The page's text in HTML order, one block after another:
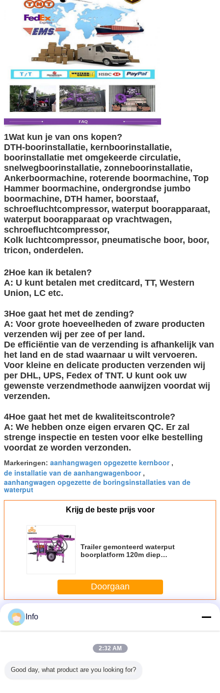
1Wat kun je van ons kopen?
DTH-boorinstallatie, kernboorinstallatie,
boorinstallatie met omgekeerde circulatie,
snelwegboorinstallatie, zonneboorinstallatie,
Ankerboormachine, roterende boormachine, Top
Hammer boormachine, ondergrondse jumbo
boormachine, DTH hamer, boorstaaf,
schroefluchtcompressor, waterput boorapparaat,
waterput boorapparaat op vrachtwagen,
schroefluchtcompressor,
Kolk luchtcompressor, pneumatische boor, boor,
tricon, onderdelen.
2Hoe kan ik betalen?
A: U kunt betalen met creditcard, TT, Western
Union, LC etc.
3Hoe gaat het met de zending?
A: Voor grote hoeveelheden of zware producten
verzenden wij per zee of per land.
De efficiëntie van de verzending is afhankelijk van
het land en de stad waarnaar u wilt vervoeren.
Voor kleine en delicate producten verzenden wij
per DHL, UPS, Fedex of TNT. U kunt ook uw
gewenste verzendmethode aanwijzen voordat wij
verzenden.
4Hoe gaat het met de kwaliteitscontrole?
A: We hebben onze eigen ervaren QC. Er zal
strenge inspectie en testen voor elke bestelling
voordat ze worden verzonden.
Markeringen: aanhangwagen opgezette kernboor,
de installatie van de aanhangwagenboor,
aanhangwagen opgezette de boringsinstallaties van de
waterput
Krijg de beste prijs voor
Trailer gemonteerd waterput
boorplatform 120m diep
Doorgaan
Meer
Aanhangwagen Opgezette de Boringsinstallatie van de
Waterput
Info
2:32 AM
Good day, what product are you looking for?